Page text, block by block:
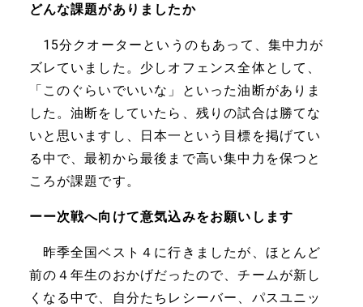
どんな課題がありましたか
15分クオーターというのもあって、集中力が
ズレていました。少しオフェンス全体として、
「このぐらいでいいな」といった油断がありま
した。油断をしていたら、残りの試合は勝てな
いと思いますし、日本一という目標を掲げてい
る中で、最初から最後まで高い集中力を保つと
ころが課題です。
ーー次戦へ向けて意気込みをお願いします
昨季全国ベスト４に行きましたが、ほとんど
前の４年生のおかげだったので、チームが新し
くなる中で、自分たちレシーバー、パスユニッ